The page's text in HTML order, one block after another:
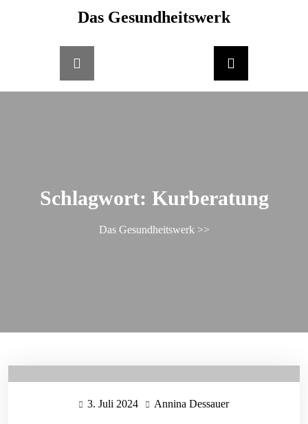
Das Gesundheitswerk
Schlagwort: Kurberatung
Das Gesundheitswerk >>
3. Juli 2024 3.
Annina DessauerAnnina